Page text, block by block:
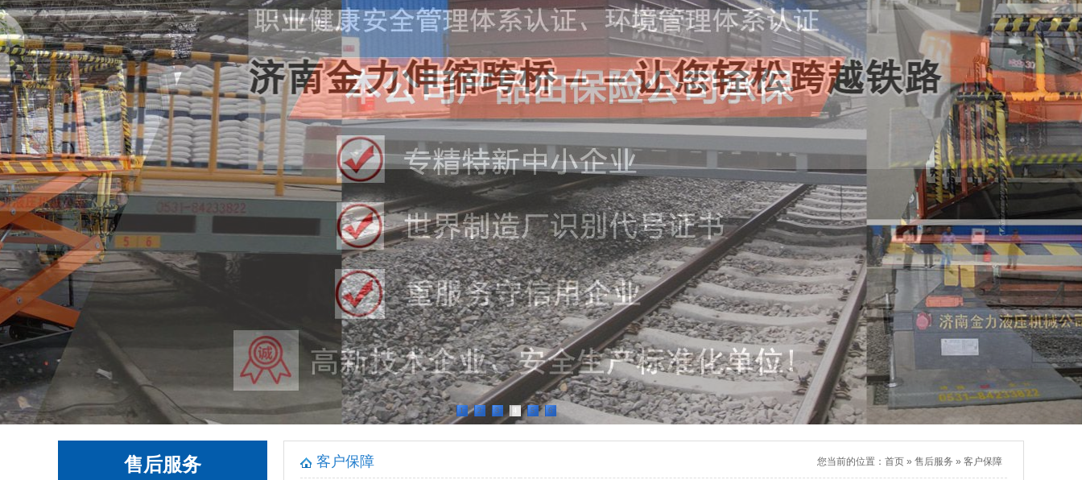
1 2 3 5 6
售后服务 客户保障 您当前的位置： 首页 » 售后服务 » 客户保障